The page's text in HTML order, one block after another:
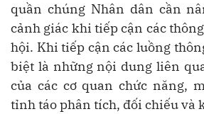
quần chúng Nhân dân cần
cảnh giác khi tiếp cận các
hội. Khi tiếp cận các luồng
biệt là những nội dung liên
của các cơ quan chức năng,
tỉnh táo phân tích, đối chiếu và